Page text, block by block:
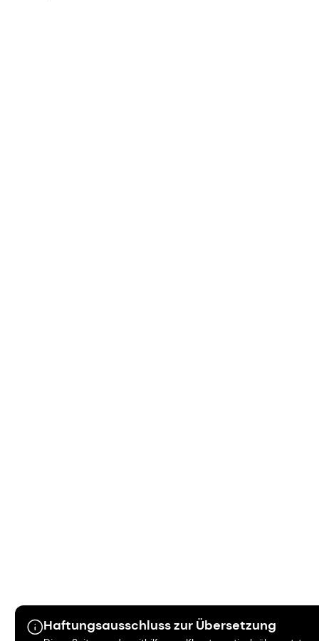
Haftungsausschluss zur Übersetzung